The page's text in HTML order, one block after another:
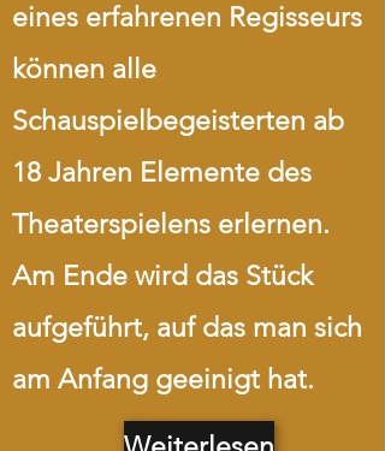
eines erfahrenen Regisseurs
können alle
Schauspielbegeisterten ab
18 Jahren Elemente des
Theaterspielens erlernen.
Am Ende wird das Stück
aufgeführt, auf das man sich
am Anfang geeinigt hat.